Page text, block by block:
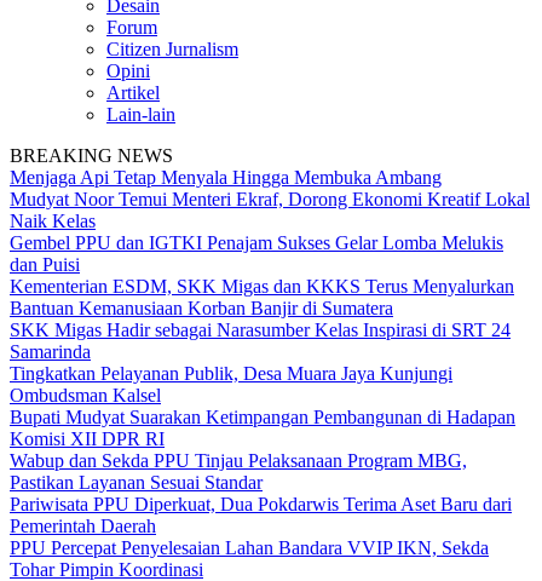
Desain
Forum
Citizen Jurnalism
Opini
Artikel
Lain-lain
BREAKING NEWS
Menjaga Api Tetap Menyala Hingga Membuka Ambang
Mudyat Noor Temui Menteri Ekraf, Dorong Ekonomi Kreatif Lokal
Naik Kelas
Gembel PPU dan IGTKI Penajam Sukses Gelar Lomba Melukis
dan Puisi
Kementerian ESDM, SKK Migas dan KKKS Terus Menyalurkan
Bantuan Kemanusiaan Korban Banjir di Sumatera
SKK Migas Hadir sebagai Narasumber Kelas Inspirasi di SRT 24
Samarinda
Tingkatkan Pelayanan Publik, Desa Muara Jaya Kunjungi
Ombudsman Kalsel
Bupati Mudyat Suarakan Ketimpangan Pembangunan di Hadapan
Komisi XII DPR RI
Wabup dan Sekda PPU Tinjau Pelaksanaan Program MBG,
Pastikan Layanan Sesuai Standar
Pariwisata PPU Diperkuat, Dua Pokdarwis Terima Aset Baru dari
Pemerintah Daerah
PPU Percepat Penyelesaian Lahan Bandara VVIP IKN, Sekda
Tohar Pimpin Koordinasi